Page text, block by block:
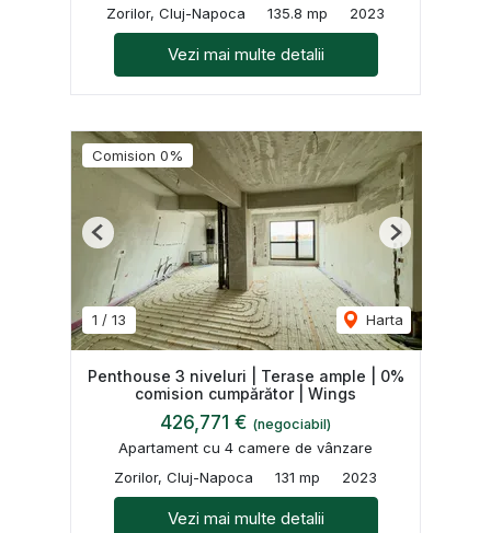
Zorilor, Cluj-Napoca
135.8 mp 2023
Vezi mai multe detalii
Comision 0%
1 / 13 Harta
Previous Next
Penthouse 3 niveluri | Terase ample | 0%
comision cumpărător | Wings
426,771 € (negociabil)
Apartament cu 4 camere de vânzare
Zorilor, Cluj-Napoca
131 mp 2023
Vezi mai multe detalii